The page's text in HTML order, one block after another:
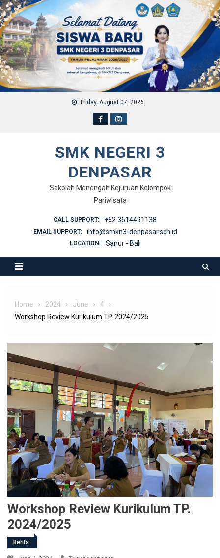
Skip to content
Friday, August 07, 2026
SMK NEGERI 3
DENPASAR
Sekolah Menengah Kejuruan Kelompok
Pariwisata
CALL SUPPORT: +62 3614491138
EMAIL SUPPORT: info@smkn3-denpasar.sch.id
LOCATION: Sanur - Bali
Home 2024 June
4
Workshop Review Kurikulum TP. 2024/2025
Workshop Review Kurikulum TP.
2024/2025
Berita